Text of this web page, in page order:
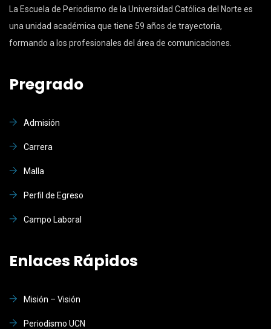
La Escuela de Periodismo de la Universidad Católica del Norte es
una unidad académica que tiene 59 años de trayectoria,
formando a los profesionales del área de comunicaciones.
Pregrado
Admisión
Carrera
Malla
Perfil de Egreso
Campo Laboral
Enlaces Rápidos
Misión – Visión
Periodismo UCN